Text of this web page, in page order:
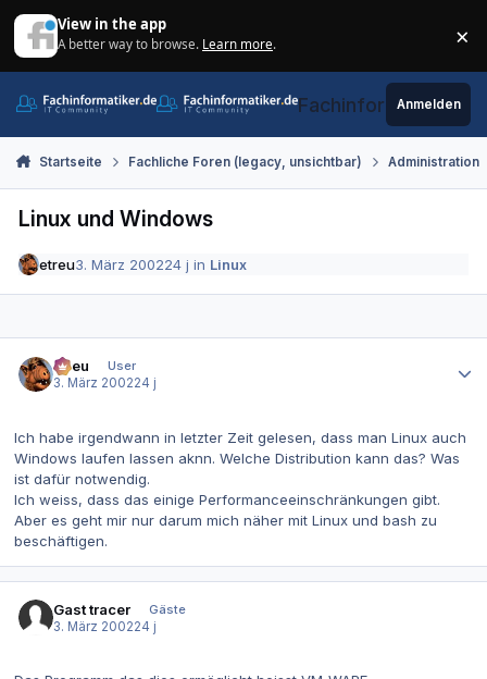
View in the app
A better way to browse. Learn more. ×
Fachinformatiker.de
Anmelden
Startseite Fachliche Foren (legacy, unsichtbar) Administration
Linux und Windows
etreu3. März 200224 j in Linux
etreu
User
3. März 200224 j
Ich habe irgendwann in letzter Zeit gelesen, dass man Linux auch
Windows laufen lassen aknn. Welche Distribution kann das? Was
ist dafür notwendig.
Ich weiss, dass das einige Performanceeinschränkungen gibt.
Aber es geht mir nur darum mich näher mit Linux und bash zu
beschäftigen.
Gast tracer
Gäste
3. März 200224 j